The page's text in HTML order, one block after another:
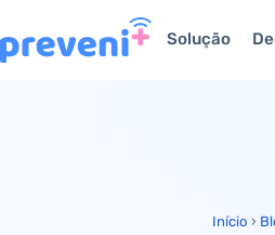
Solução
Início ›